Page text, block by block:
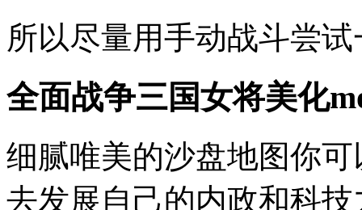
所以尽量用手动战斗尝
全面战争三国女将美化
细腻唯美的沙盘地图你
去发展自己的内政和科技